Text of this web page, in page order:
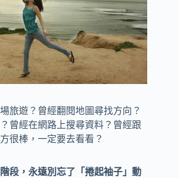
旅遊？曾經翻閱地圖尋找方向？
曾經在網路上搜尋資料？曾經跟
很棒，一定要去看看？
段，永遠別忘了「捲起袖子」動